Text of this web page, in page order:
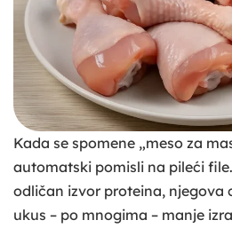
Kada se spomene „meso za
automatski pomisli na pileći
odličan izvor proteina, njegova
ukus – po mnogima – manje